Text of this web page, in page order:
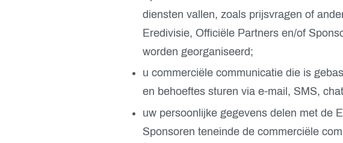
diensten vallen, zoals prijsvragen of
Eredivisie, Officiële Partners en/of
worden georganiseerd;
u commerciële communicatie die is
en behoeftes sturen via e-mail, SMS,
uw persoonlijke gegevens delen met de
Sponsoren teneinde de commerciële